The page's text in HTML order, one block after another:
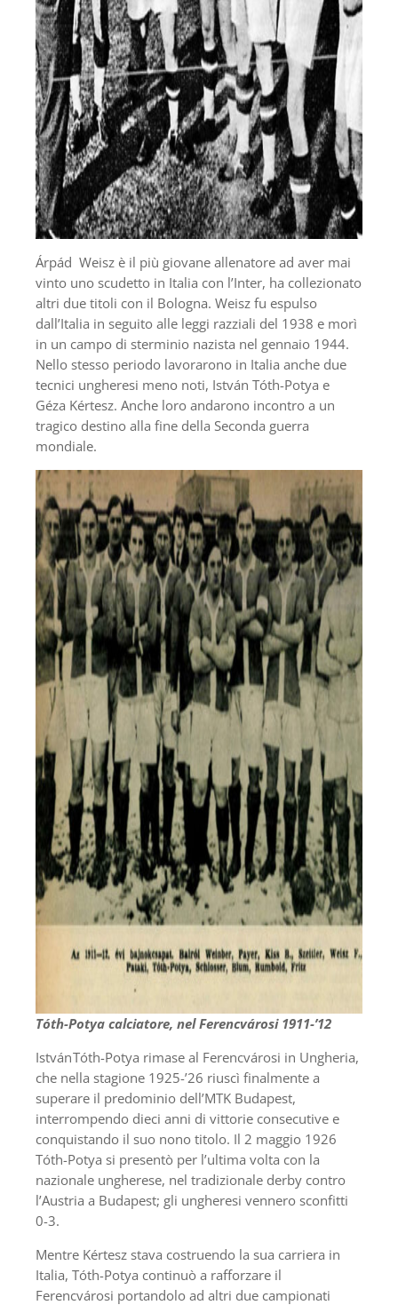
Árpád Weisz è il più giovane allenatore ad aver mai
vinto uno scudetto in Italia con l’Inter, ha collezionato
altri due titoli con il Bologna. Weisz fu espulso
dall’Italia in seguito alle leggi razziali del 1938 e morì
in un campo di sterminio nazista nel gennaio 1944.
Nello stesso periodo lavorarono in Italia anche due
tecnici ungheresi meno noti, István Tóth-Potya e
Géza Kértesz. Anche loro andarono incontro a un
tragico destino alla fine della Seconda guerra
mondiale.
Tóth-Potya calciatore, nel Ferencvárosi 1911-’12
István Tóth-Potya rimase al Ferencvárosi in Ungheria,
che nella stagione 1925-’26 riuscì finalmente a
superare il predominio dell’MTK Budapest,
interrompendo dieci anni di vittorie consecutive e
conquistando il suo nono titolo. Il 2 maggio 1926
Tóth-Potya si presentò per l’ultima volta con la
nazionale ungherese, nel tradizionale derby contro
l’Austria a Budapest; gli ungheresi vennero sconfitti
0-3.
Mentre Kértesz stava costruendo la sua carriera in
Italia, Tóth-Potya continuò a rafforzare il
Ferencvárosi portandolo ad altri due campionati